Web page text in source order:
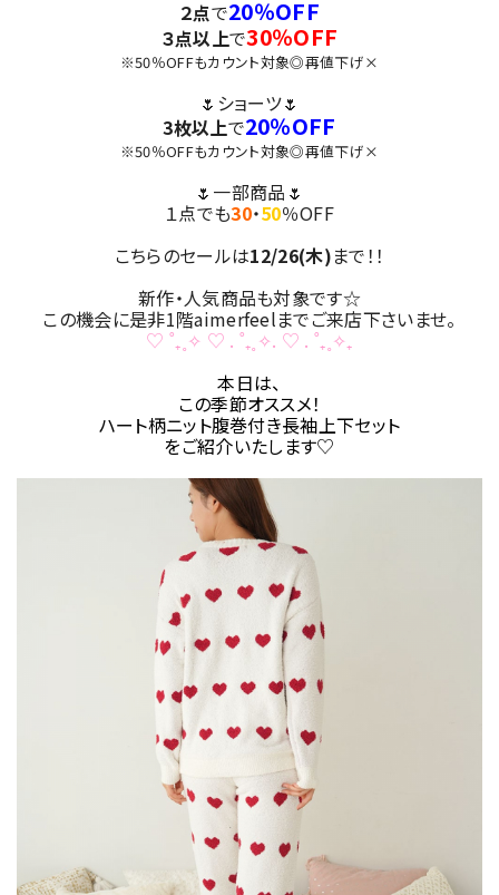
２点で20％OFF
３点以上で30％OFF
※50％OFFもカウント対象◎再値下げ×
🌷ショーツ🌷
3枚以上で20％OFF
※50％OFFもカウント対象◎再値下げ×
🌷一部商品🌷
１点でも30・50％OFF
こちらのセールは12/26(木)まで！！
新作・人気商品も対象です☆
この機会に是非1階aimerfeelまでご来店下さいませ。
♡ ˚₊˳✧ ♡ . ˚₊˳✧. ♡ . ˚₊˳✧₊
本日は、
この季節オススメ！
ハート柄ニット腹巻付き長袖上下セット
をご紹介いたします♡